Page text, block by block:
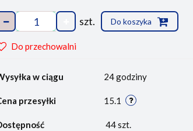
szt. Do koszyka
Do przechowalni
w ciągu 24 godziny
przesyłki 15.1
44szt.